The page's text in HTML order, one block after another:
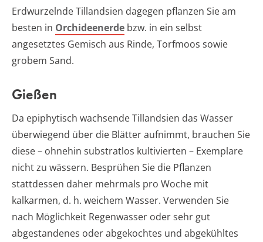
Erdwurzelnde Tillandsien dagegen pflanzen Sie am
besten in Orchideenerde bzw. in ein selbst
angesetztes Gemisch aus Rinde, Torfmoos sowie
grobem Sand.
Gießen
Da epiphytisch wachsende Tillandsien das Wasser
überwiegend über die Blätter aufnimmt, brauchen Sie
diese – ohnehin substratlos kultivierten – Exemplare
nicht zu wässern. Besprühen Sie die Pflanzen
stattdessen daher mehrmals pro Woche mit
kalkarmen, d. h. weichem Wasser. Verwenden Sie
nach Möglichkeit Regenwasser oder sehr gut
abgestandenes oder abgekochtes und abgekühltes